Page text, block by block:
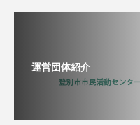
運営団体紹介